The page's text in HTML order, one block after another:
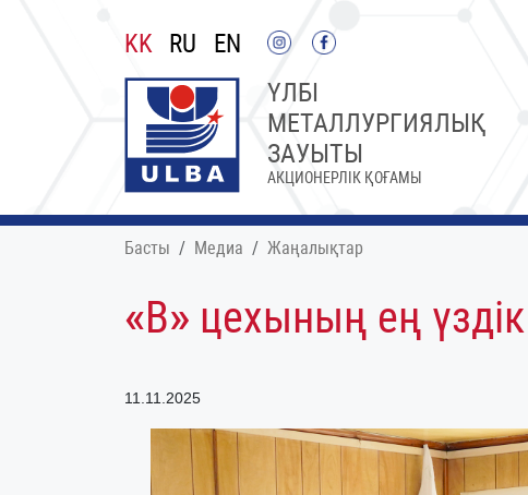
KK RU EN
ҮЛБІ
МЕТАЛЛУРГИЯЛЫҚ
ЗАУЫТЫ
АКЦИОНЕРЛІК ҚОҒАМЫ
Басты Медиа Жаңалықтар
«В» цехының ең
11.11.2025